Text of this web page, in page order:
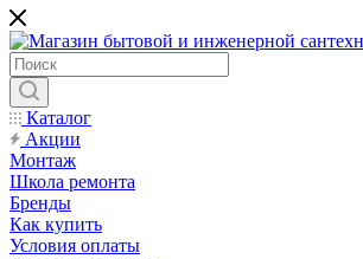
Каталог
Акции
Монтаж
Школа ремонта
Бренды
Как купить
Условия оплаты